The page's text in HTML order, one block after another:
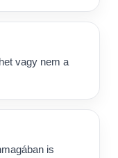
vagy nem a
is